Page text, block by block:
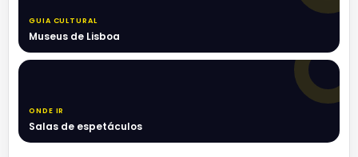
GUIA CULTURAL
Museus de Lisboa
ONDE IR
Salas de espetáculos